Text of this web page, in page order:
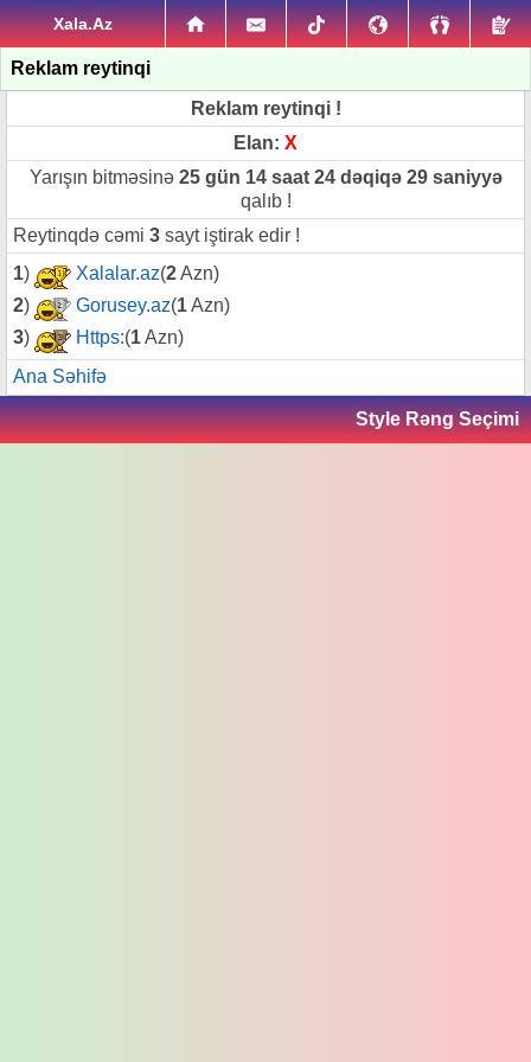
Xala.Az
Reklam reytinqi
Reklam reytinqi !
Elan: X
Yarışın bitməsinə 25 gün 14 saat 24 dəqiqə 29 saniyyə
qalıb !
Reytinqdə cəmi 3 sayt iştirak edir !
1) Xalalar.az(2Azn)
2) Gorusey.az(1Azn)
3) Https:(1Azn)
Ana Səhifə
Style Rəng Seçimi